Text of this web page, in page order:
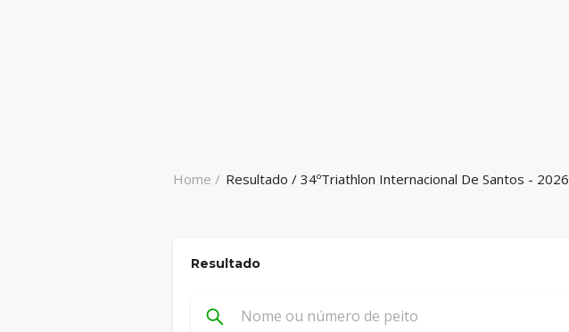
Home / Resultado / 34ºTriathlon Internacional De Santos - 2026
Resultado